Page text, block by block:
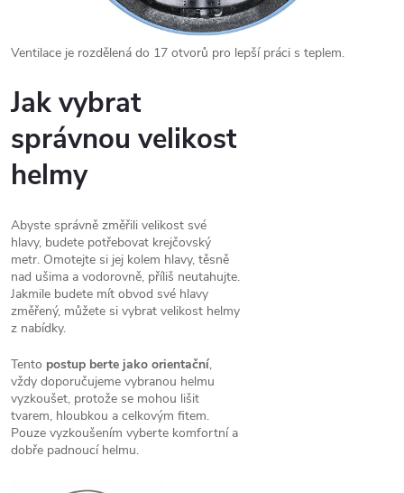
Ventilace je rozdělená do 17 otvorů pro lepší práci s teplem.
Jak vybrat
správnou velikost
helmy
Abyste správně změřili velikost své
hlavy, budete potřebovat krejčovský
metr. Omotejte si jej kolem hlavy, těsně
nad ušima a vodorovně, příliš neutahujte.
Jakmile budete mít obvod své hlavy
změřený, můžete si vybrat velikost helmy
z nabídky.
Tento postup berte jako orientační,
vždy doporučujeme vybranou helmu
vyzkoušet, protože se mohou lišit
tvarem, hloubkou a celkovým fitem.
Pouze vyzkoušením vyberte komfortní a
dobře padnoucí helmu.